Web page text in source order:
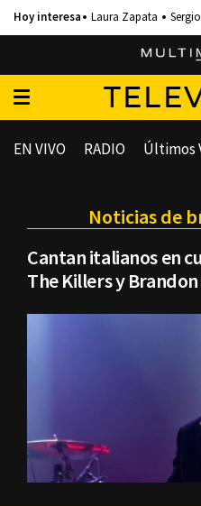
Laura Zapata
EN VIVO RADIO Últimos
Noticias de
Cantan italianos en
The Killers y